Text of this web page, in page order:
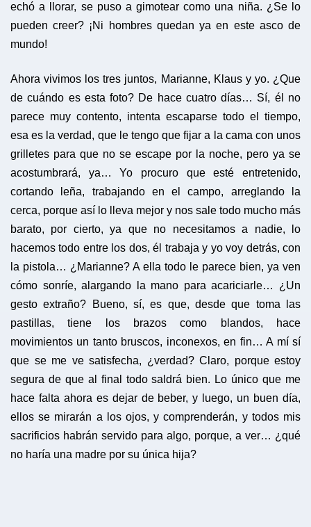
echó a llorar, se puso a gimotear como una niña. ¿Se lo
pueden creer? ¡Ni hombres quedan ya en este asco de
mundo!
Ahora vivimos los tres juntos, Marianne, Klaus y yo. ¿Que
de cuándo es esta foto? De hace cuatro días… Sí, él no
parece muy contento, intenta escaparse todo el tiempo,
esa es la verdad, que le tengo que fijar a la cama con unos
grilletes para que no se escape por la noche, pero ya se
acostumbrará, ya… Yo procuro que esté entretenido,
cortando leña, trabajando en el campo, arreglando la
cerca, porque así lo lleva mejor y nos sale todo mucho más
barato, por cierto, ya que no necesitamos a nadie, lo
hacemos todo entre los dos, él trabaja y yo voy detrás, con
la pistola… ¿Marianne? A ella todo le parece bien, ya ven
cómo sonríe, alargando la mano para acariciarle… ¿Un
gesto extraño? Bueno, sí, es que, desde que toma las
pastillas, tiene los brazos como blandos, hace
movimientos un tanto bruscos, inconexos, en fin… A mí sí
que se me ve satisfecha, ¿verdad? Claro, porque estoy
segura de que al final todo saldrá bien. Lo único que me
hace falta ahora es dejar de beber, y luego, un buen día,
ellos se mirarán a los ojos, y comprenderán, y todos mis
sacrificios habrán servido para algo, porque, a ver… ¿qué
no haría una madre por su única hija?